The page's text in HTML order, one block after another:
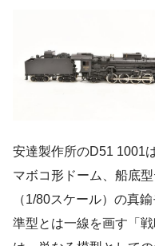
安達製作所のD51 1001
マボコ形ドーム、船底
（1/80スケール）の真
準型とは一線を画す「